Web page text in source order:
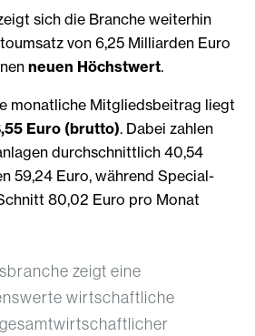
sich die Branche weiterhin
von 6,25 Milliarden Euro
neuen Höchstwert.
monatliche Mitgliedsbeitrag liegt
Euro (brutto). Dabei zahlen
durchschnittlich 40,54
59,24 Euro, während Special-
80,02 Euro pro Monat
zeigt eine
wirtschaftliche